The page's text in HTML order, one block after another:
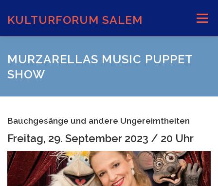
springen
KULTURFORUM SALEM Menü
AKTUELLES VERANSTALTUNGEN
MURZARELLAS MUSIC PUPPET
SHOW
Bauchgesänge und andere Ungereimtheiten
Freitag, 29. September 2023 / 20 Uhr